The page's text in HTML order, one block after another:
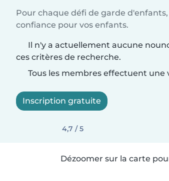
Pour chaque défi de garde
confiance pour vos enfants.
Il n'y a actuellement aucune
ces critères de recherche.
Tous les membres effectuent
Inscription gratuite
4,7 / 5
Dézoomer sur la carte